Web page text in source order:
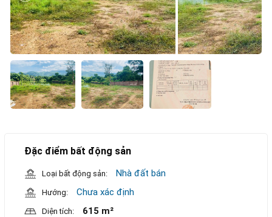
Đặc điểm bất động sản
Loại bất động sản: Nhà đất bán
Hướng: Chưa xác định
Diện tích: 615 m²